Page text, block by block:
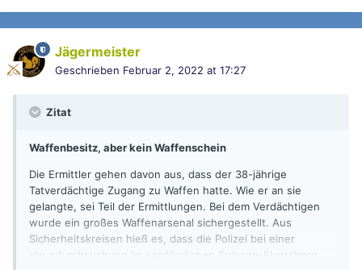
Jägermeister
Geschrieben Februar 2, 2022 at 17:27
Zitat
Waffenbesitz, aber kein Waffenschein
Die Ermittler gehen davon aus, dass der 38-jährige
Tatverdächtige Zugang zu Waffen hatte. Wie er an sie
gelangte, sei Teil der Ermittlungen. Bei dem Verdächtigen
wurde ein großes Waffenarsenal sichergestellt. Aus
Sicherheitskreisen hieß es, dass die Polizei bei einer
Hausdurchsuchung im saarländichen Spiesen-Elversberg